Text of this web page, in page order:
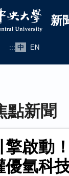
聞網
新
::: 中 EN
點新聞
擎啟動
優氫科